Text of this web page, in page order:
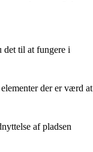
det til at fungere i
der er værd at
af pladsen